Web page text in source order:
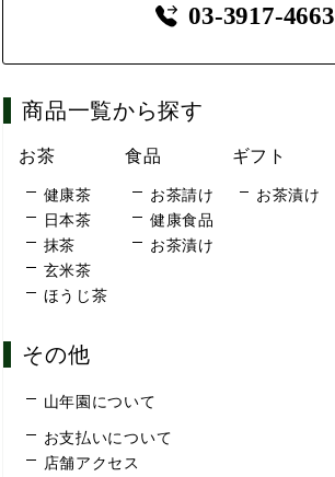
03-3917-4663
商品一覧から探す
お茶
健康茶
日本茶
抹茶
玄米茶
ほうじ茶
食品
お茶請け
健康食品
お茶漬け
ギフト
お茶漬け
その他
山年園について
お支払いについて
店舗アクセス